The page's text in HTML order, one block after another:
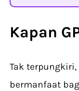
Kapan
Tak terpungkiri,
bermanfaat